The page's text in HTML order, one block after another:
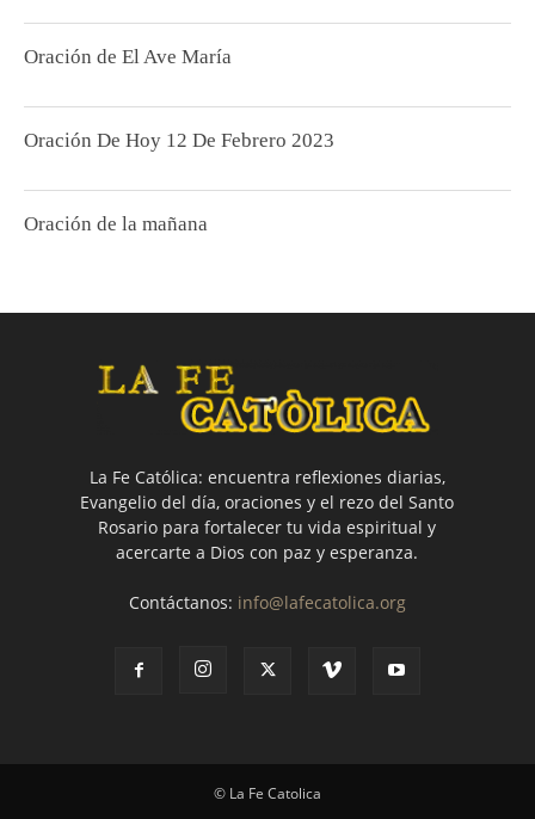
Oración de El Ave María
Oración De Hoy 12 De Febrero 2023
Oración de la mañana
La Fe Católica: encuentra reflexiones diarias,
Evangelio del día, oraciones y el rezo del Santo
Rosario para fortalecer tu vida espiritual y
acercarte a Dios con paz y esperanza.
Contáctanos: info@lafecatolica.org
© La Fe Catolica